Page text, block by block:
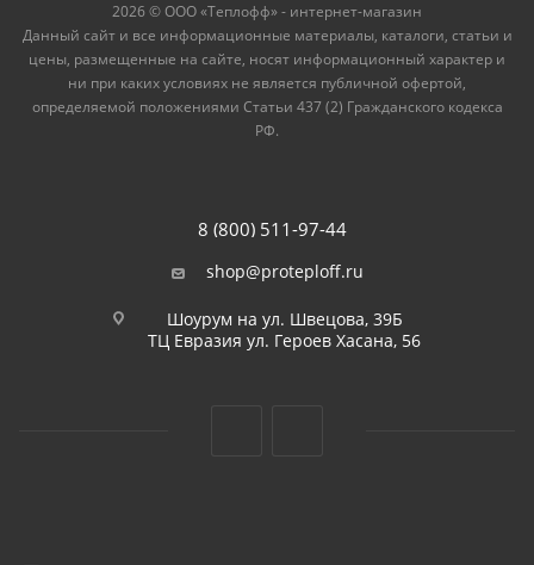
2026 © ООО «Теплофф» - интернет-магазин
Данный сайт и все информационные материалы, каталоги, статьи и
цены, размещенные на сайте, носят информационный характер и
ни при каких условиях не является публичной офертой,
определяемой положениями Статьи 437 (2) Гражданского кодекса
РФ.
8 (800) 511-97-44
shop@proteploff.ru
Шоурум на ул. Швецова, 39Б
ТЦ Евразия ул. Героев Хасана, 56